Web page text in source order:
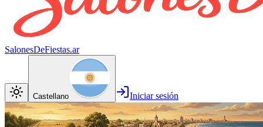
SalonesDeFiestas.ar
Castellano Iniciar sesión